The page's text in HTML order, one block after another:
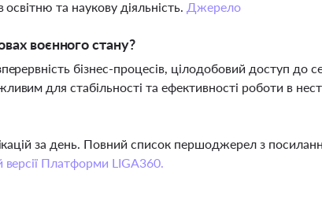
та наукову діяльність. Джерело
воєнного стану?
бізнес-процесів, цілодобовий доступ до
для стабільності та ефективності роботи в
за день. Повний список першоджерел з
версії Платформи LIGA360.